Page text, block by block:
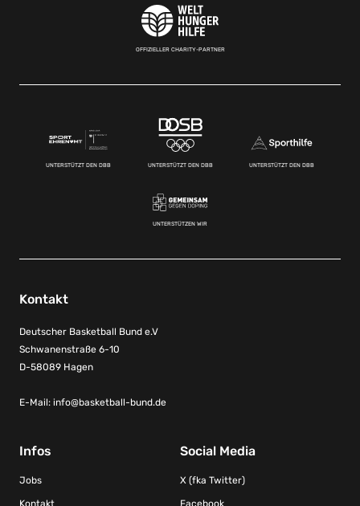
OFFIZIELLER CHARITY-PARTNER
UNTERSTÜTZT DEN DBB UNTERSTÜTZT DEN DBB UNTERSTÜTZT DEN DBB
UNTERSTÜTZEN WIR
Kontakt
Deutscher Basketball Bund e.V
Schwanenstraße 6-10
D-58089 Hagen
E-Mail: info@basketball-bund.de
Infos
Jobs
Kontakt
Social Media
X (fka Twitter)
Facebook